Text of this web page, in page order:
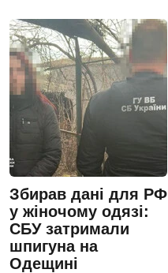
Збирав дані для РФ
у жіночому одязі:
СБУ затримали
шпигуна на
Одещині